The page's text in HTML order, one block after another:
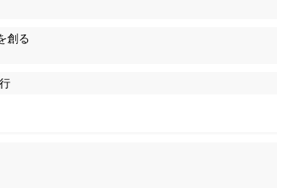
創る